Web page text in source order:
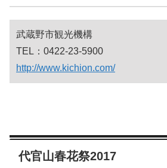
武蔵野市観光機構
TEL：0422-23-5900
http://www.kichion.com/
代官山春花祭2017